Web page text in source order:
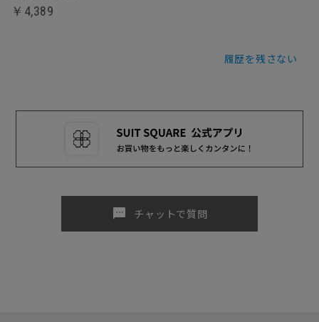
￥4,389
履歴を残さない
sms チャットで質問